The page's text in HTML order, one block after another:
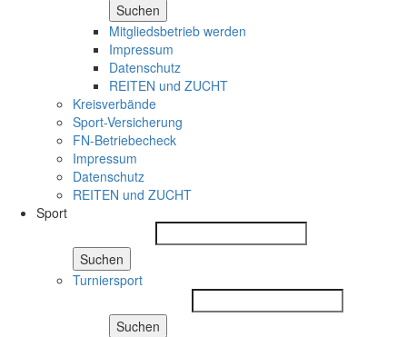
Suchen
Mitgliedsbetrieb werden
Impressum
Datenschutz
REITEN und ZUCHT
Kreisverbände
Sport-Versicherung
FN-Betriebecheck
Impressum
Datenschutz
REITEN und ZUCHT
Sport
Suchen
Turniersport
Suchen